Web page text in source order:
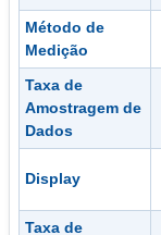
Método de
Medição
Taxa de
Amostragem de
Dados
Display
Taxa de